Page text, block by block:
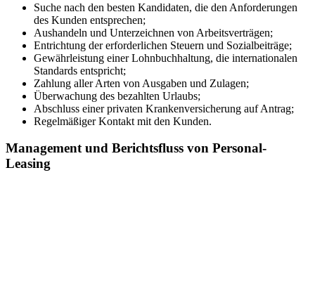
Suche nach den besten Kandidaten, die den Anforderungen
des Kunden entsprechen;
Aushandeln und Unterzeichnen von Arbeitsverträgen;
Entrichtung der erforderlichen Steuern und Sozialbeiträge;
Gewährleistung einer Lohnbuchhaltung, die internationalen
Standards entspricht;
Zahlung aller Arten von Ausgaben und Zulagen;
Überwachung des bezahlten Urlaubs;
Abschluss einer privaten Krankenversicherung auf Antrag;
Regelmäßiger Kontakt mit den Kunden.
Management und Berichtsfluss von Personal-
Leasing